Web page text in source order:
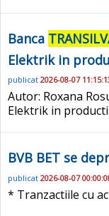
Banca
Elektrik in
publicat 2026-08-07
Autor: Roxana
Elektrik in
BVB BET se
publicat 2026-08-07
* Tranzactiile cu